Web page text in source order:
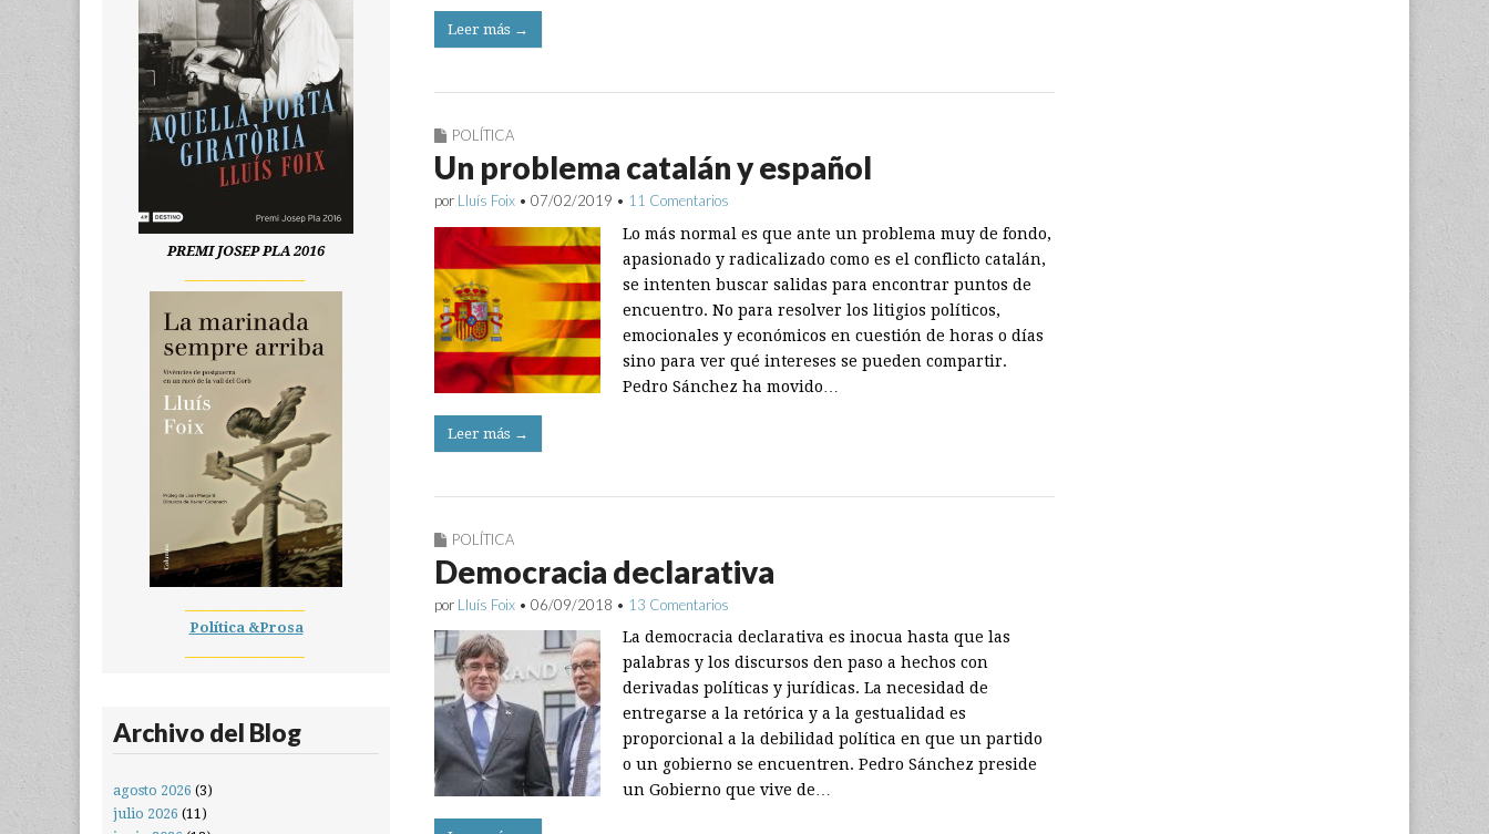
Leer más →
POLÍTICA
Un problema catalán y español
por Lluís Foix • 07/02/2019 • 11 Comentarios
Lo más normal es que ante un problema muy de fondo,
apasionado y radicalizado como es el conflicto catalán,
se intenten buscar salidas para encontrar puntos de
encuentro. No para resolver los litigios políticos,
emocionales y económicos en cuestión de horas o días
sino para ver qué intereses se pueden compartir.
Pedro Sánchez ha movido…
Leer más →
POLÍTICA
Democracia declarativa
por Lluís Foix • 06/09/2018 • 13 Comentarios
La democracia declarativa es inocua hasta que las
palabras y los discursos den paso a hechos con
derivadas políticas y jurídicas. La necesidad de
entregarse a la retórica y a la gestualidad es
proporcional a la debilidad política en que un partido
o un gobierno se encuentren. Pedro Sánchez preside
un Gobierno que vive de…
PREMI JOSEP PLA 2016
Política &Prosa
Archivo del Blog
agosto 2026 (3)
julio 2026 (11)